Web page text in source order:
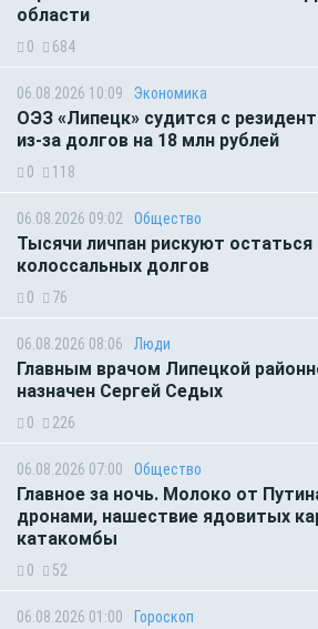
области
0 684
06.08.2026 10:09 Экономика
ОЭЗ «Липецк» судится с
из-за долгов на 18 млн рублей
0 118
06.08.2026 09:02 Общество
Тысячи личпан рискуют остаться
колоссальных долгов
0 76
06.08.2026 08:06 Люди
Главным врачом Липецкой
назначен Сергей Седых
0 226
06.08.2026 07:00 Общество
Главное за ночь. Молоко от
дронами, нашествие ядовитых
катакомбы
0 52
06.08.2026 01:00 Гороскоп